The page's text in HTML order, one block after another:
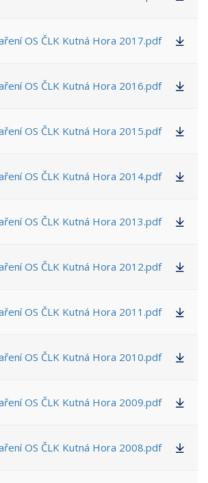
OS ČLK Kutná Hora 2017.pdf
OS ČLK Kutná Hora 2016.pdf
OS ČLK Kutná Hora 2015.pdf
OS ČLK Kutná Hora 2014.pdf
OS ČLK Kutná Hora 2013.pdf
OS ČLK Kutná Hora 2012.pdf
OS ČLK Kutná Hora 2011.pdf
OS ČLK Kutná Hora 2010.pdf
OS ČLK Kutná Hora 2009.pdf
OS ČLK Kutná Hora 2008.pdf